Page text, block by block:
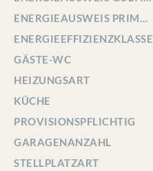
ENERGIEEFFIZIENZKLASSE
GÄSTE-WC
HEIZUNGSART
KÜCHE
PROVISIONSPFLICHTIG
GARAGENANZAHL
STELLPLATZART